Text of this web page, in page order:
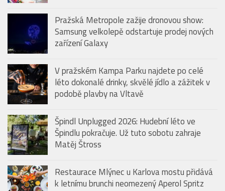
Pražská Metropole zažije dronovou show:
Samsung velkolepě odstartuje prodej nových
zařízení Galaxy
V pražském Kampa Parku najdete po celé
léto dokonalé drinky, skvělé jídlo a zážitek v
podobě plavby na Vltavě
Špindl Unplugged 2026: Hudební léto ve
Špindlu pokračuje. Už tuto sobotu zahraje
Matěj Štross
Restaurace Mlýnec u Karlova mostu přidává
k letnímu brunchi neomezený Aperol Spritz